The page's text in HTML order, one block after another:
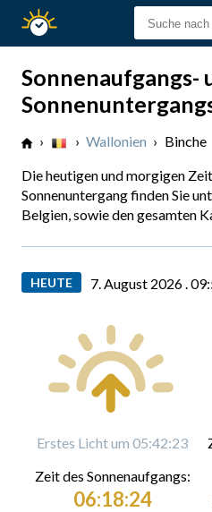
Sonnenaufgangs-
› › Wallonien › Binche
Die heutigen und morgigen
Sonnenuntergang finden Sie
Belgien, sowie den gesamten
HEUTE 7. August 2026 .
Erstes Licht um 05:42:23
Zeit des Sonnenaufgangs:
06:18:24